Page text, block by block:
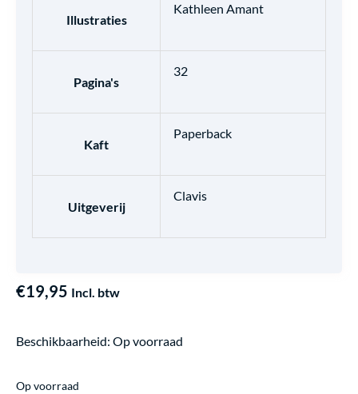
Illustraties
Kathleen Amant
Pagina's
32
Kaft
Paperback
Uitgeverij
Clavis
€19,95 Incl. btw
Beschikbaarheid: Op voorraad
Op voorraad
Anna